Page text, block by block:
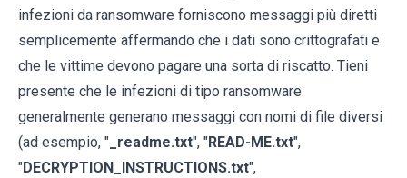
infezioni da ransomware forniscono messaggi più diretti
semplicemente affermando che i dati sono crittografati e
che le vittime devono pagare una sorta di riscatto. Tieni
presente che le infezioni di tipo ransomware
generalmente generano messaggi con nomi di file diversi
(ad esempio, " _readme.txt", "READ-ME.txt",
"DECRYPTION_INSTRUCTIONS.txt",